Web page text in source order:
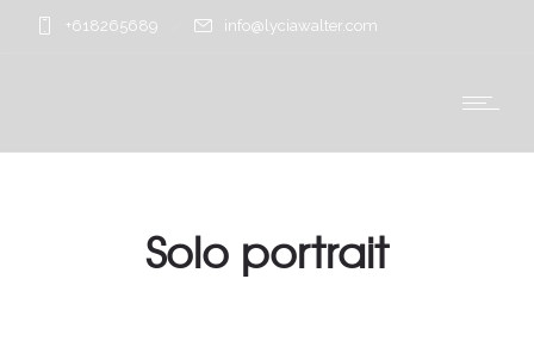
+618265689 info@lyciawalter.com
Solo portrait